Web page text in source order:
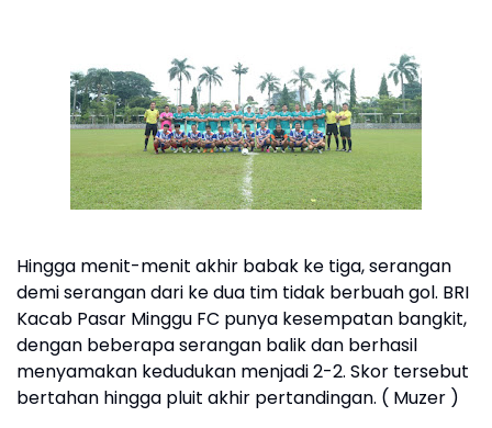
Hingga menit-menit akhir babak ke tiga, serangan
demi serangan dari ke dua tim tidak berbuah gol. BRI
Kacab Pasar Minggu FC punya kesempatan bangkit,
dengan beberapa serangan balik dan berhasil
menyamakan kedudukan menjadi 2-2. Skor tersebut
bertahan hingga pluit akhir pertandingan. ( Muzer )